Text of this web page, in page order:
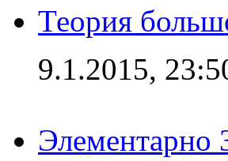
Теория
9.1.2015,
Элементарно